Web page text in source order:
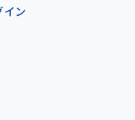
ン